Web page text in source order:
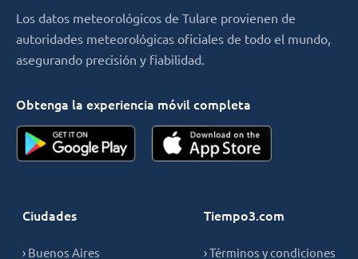
Los datos meteorológicos de Tulare provienen de
autoridades meteorológicas oficiales de todo el mundo,
asegurando precisión y fiabilidad.
Obtenga la experiencia móvil completa
Ciudades
› Buenos Aires
Tiempo3.com
› Términos y condiciones